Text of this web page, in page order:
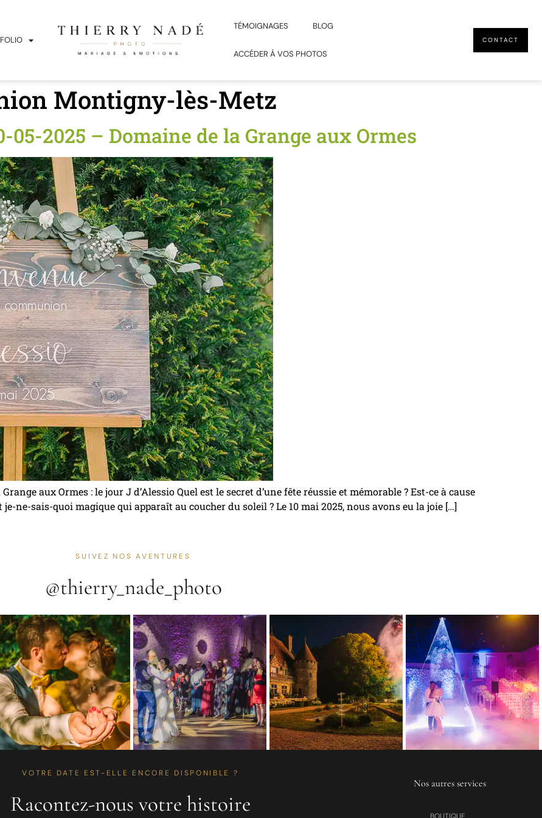
TÉMOIGNAGES BLOG
ACCÉDER À VOS PHOTOS
CONTACT
Montigny-lès-Metz
2025 – Domaine de la Grange aux Ormes
aux Ormes : le jour J d’Alessio Quel est le secret d’une fête réussie et mémorable ? Est-ce à cause
je-ne-sais-quoi magique qui apparaît au coucher du soleil ? Le 10 mai 2025, nous avons eu la joie […]
SUIVEZ NOS AVENTURES
@thierry_nade_photo
VOTRE DATE EST-ELLE ENCORE DISPONIBLE ?
Racontez-nous votre histoire
Nos autres services